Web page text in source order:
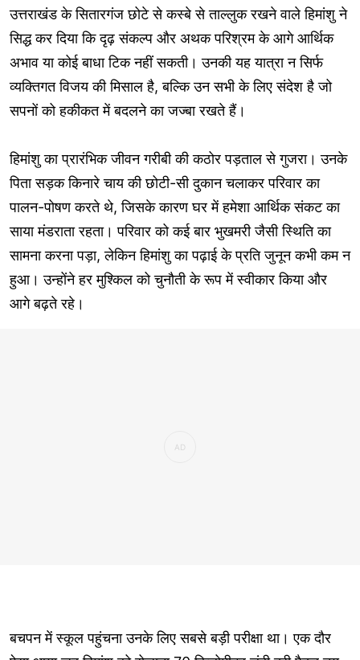
उत्तराखंड के सितारगंज छोटे से कस्बे से ताल्लुक रखने वाले हिमांशु ने
सिद्ध कर दिया कि दृढ़ संकल्प और अथक परिश्रम के आगे आर्थिक
अभाव या कोई बाधा टिक नहीं सकती। उनकी यह यात्रा न सिर्फ
व्यक्तिगत विजय की मिसाल है, बल्कि उन सभी के लिए संदेश है जो
सपनों को हकीकत में बदलने का जज्बा रखते हैं।
हिमांशु का प्रारंभिक जीवन गरीबी की कठोर पड़ताल से गुजरा। उनके
पिता सड़क किनारे चाय की छोटी-सी दुकान चलाकर परिवार का
पालन-पोषण करते थे, जिसके कारण घर में हमेशा आर्थिक संकट का
साया मंडराता रहता। परिवार को कई बार भुखमरी जैसी स्थिति का
सामना करना पड़ा, लेकिन हिमांशु का पढ़ाई के प्रति जुनून कभी कम न
हुआ। उन्होंने हर मुश्किल को चुनौती के रूप में स्वीकार किया और
आगे बढ़ते रहे।
बचपन में स्कूल पहुंचना उनके लिए सबसे बड़ी परीक्षा था। एक दौर